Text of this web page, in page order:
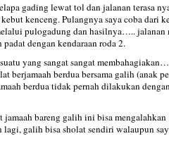
gading lewat tol dan jalanan terasa
kenceng. Pulangnya saya coba dari
pulogadung dan hasilnya….. jalanan
dengan kendaraan roda 2.
yang sangat sangat
berjamaah berdua bersama galih (anak
berdua tidak pernah dilakukan
bareng galih ini bisa mengalahkan
galih bisa sholat sendiri walaupun